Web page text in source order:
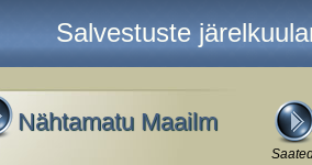
Nähtamatu Maailm
Salvestuste